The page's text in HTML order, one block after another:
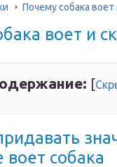
Почему собака воет
воет и
[
воет собака